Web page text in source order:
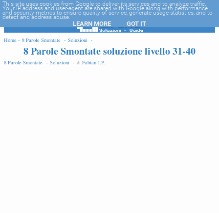
-->
Home - 8 Parole Smontate - Soluzioni -
8 Parole Smontate soluzione livello 31-40
8 Parole Smontate - Soluzioni - di Fabian J.P.
EDIT
This site uses cookies from Google to deliver its services and to analyze traffic.
Your IP address and user-agent are shared with Google along with performance
and security metrics to ensure quality of service, generate usage statistics, and to
detect and address abuse.
LEARN MORE GOT IT